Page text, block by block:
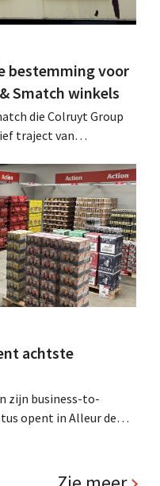
bestemming voor
Smatch winkels
die Colruyt Group
traject van
panden een sluiting.
achtste
zijn business-to-
opent in Alleur de